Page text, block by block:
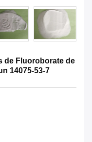
de Fluoroborate de
14075-53-7